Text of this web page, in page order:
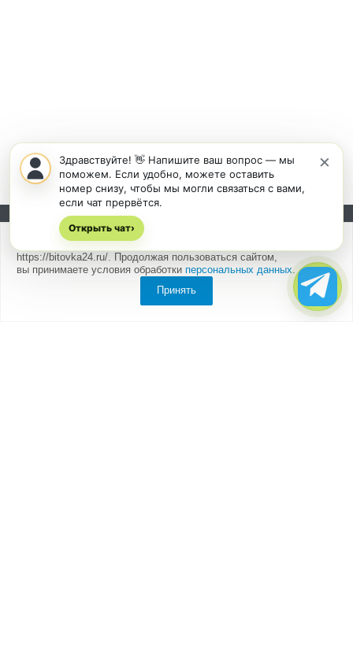
Подписывайтесь на новости и акции:
используем cookiesдля быстрой и удобной работы сайта
https://bitovka24.ru/. Продолжая пользоваться сайтом,
вы принимаете условия обработки персональных данных.
Принять
×
Здравствуйте! 👋 Напишите ваш вопрос — мы
поможем. Если удобно, можете оставить
номер снизу, чтобы мы могли связаться с вами,
если чат прервётся.
Открыть чат›